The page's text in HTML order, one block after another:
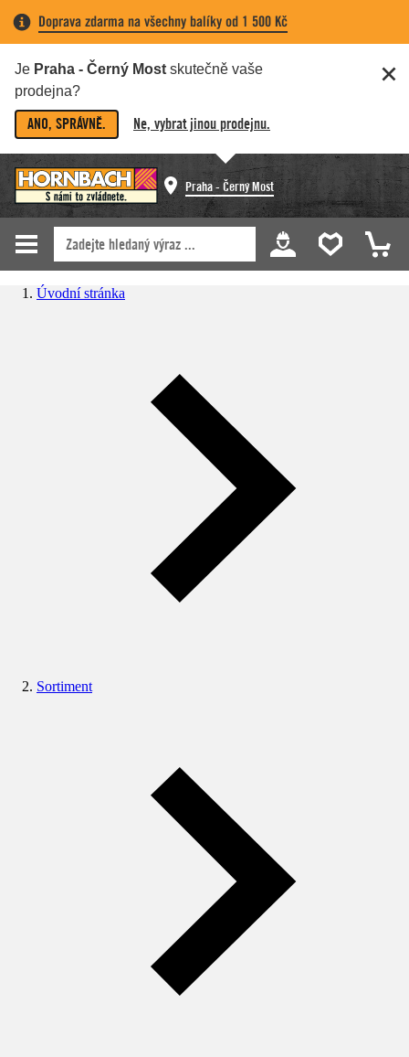
Doprava zdarma na všechny balíky od 1 500 Kč
Je Praha - Černý Most skutečně vaše
prodejna?
ANO, SPRÁVNĚ. Ne, vybrat jinou prodejnu.
Praha - Černý Most
Úvodní stránka
Sortiment